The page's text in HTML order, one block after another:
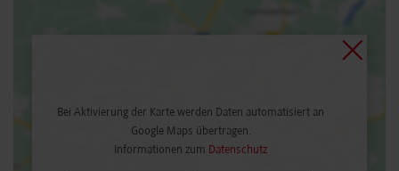
Bei Aktivierung der Karte werden Daten automatisiert an
Google Maps übertragen.
Informationen zum Datenschutz